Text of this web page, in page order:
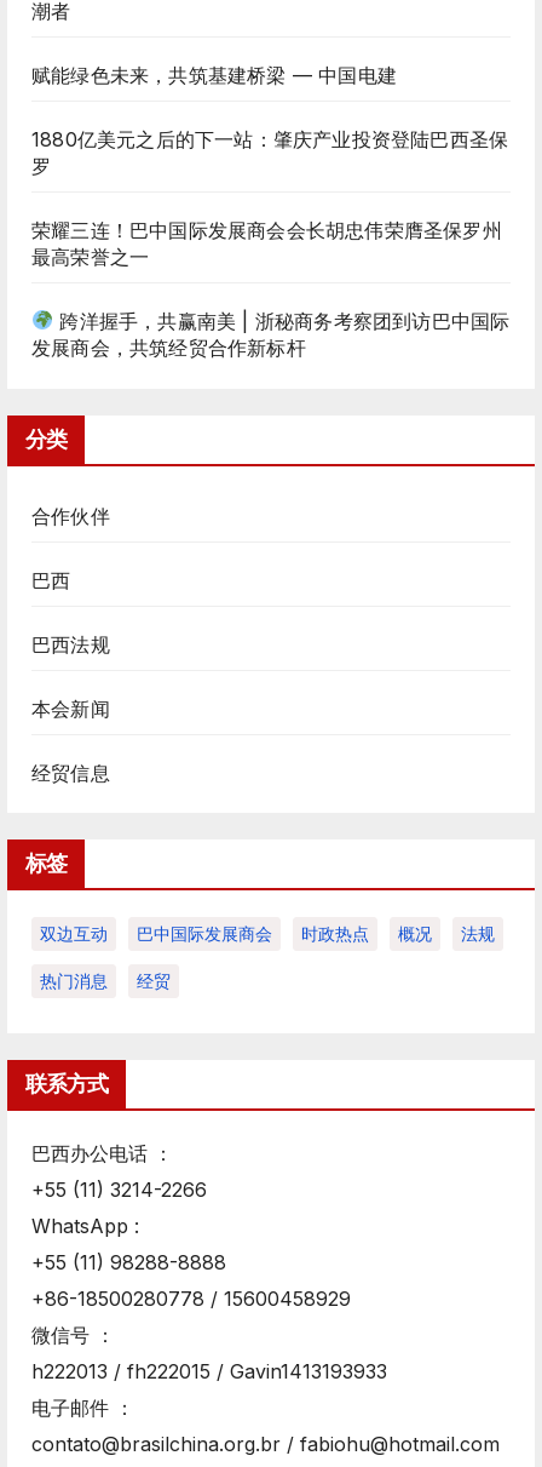
潮者
赋能绿色未来，共筑基建桥梁 — 中国电建
1880亿美元之后的下一站：肇庆产业投资登陆巴西圣保
罗
荣耀三连！巴中国际发展商会会长胡忠伟荣膺圣保罗州
最高荣誉之一
跨洋握手，共赢南美 | 浙秘商务考察团到访巴中国际
发展商会，共筑经贸合作新标杆
分类
合作伙伴
巴西
巴西法规
本会新闻
经贸信息
标签
双边互动 巴中国际发展商会 时政热点 概况 法规
热门消息 经贸
联系方式
巴西办公电话 ：
+55 (11) 3214-2266
WhatsApp :
+55 (11) 98288-8888
+86-18500280778 / 15600458929
微信号 ：
h222013 / fh222015 / Gavin1413193933
电子邮件 ：
contato@brasilchina.org.br / fabiohu@hotmail.com